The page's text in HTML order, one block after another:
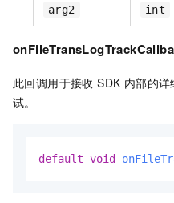
arg2 int
此回调用于接收 SDK 内部的
试。
default void